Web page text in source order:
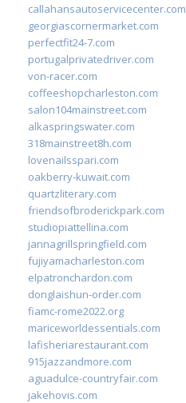
callahansautoservicecenter.com
georgiascornermarket.com
perfectfit24-7.com
portugalprivatedriver.com
von-racer.com
coffeeshopcharleston.com
salon104mainstreet.com
alkaspringswater.com
318mainstreet8h.com
lovenailsspari.com
oakberry-kuwait.com
quartzliterary.com
friendsofbroderickpark.com
studiopiattellina.com
jannagrillspringfield.com
fujiyamacharleston.com
elpatronchardon.com
donglaishun-order.com
fiamc-rome2022.org
mariceworldessentials.com
lafisheriarestaurant.com
915jazzandmore.com
aguadulce-countryfair.com
jakehovis.com